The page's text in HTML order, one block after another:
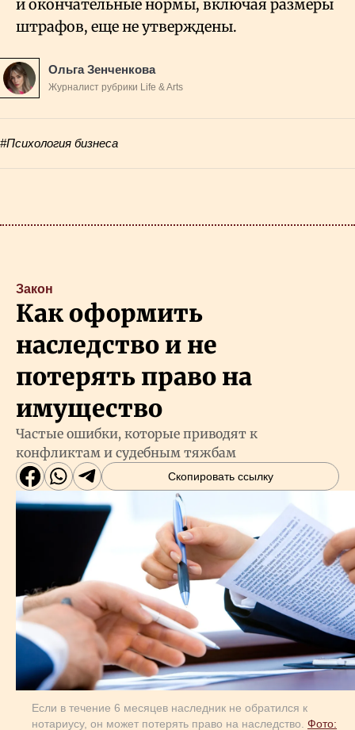
и окончательные нормы, включая размеры
штрафов, еще не утверждены.
Ольга Зенченкова
Журналист рубрики Life & Arts
#Психология бизнеса
Закон
Как оформить
наследство и не
потерять право на
имущество
Частые ошибки, которые приводят к
конфликтам и судебным тяжбам
Скопировать ссылку
Если в течение 6 месяцев наследник не обратился к
нотариусу, он может потерять право на наследство. Фото: